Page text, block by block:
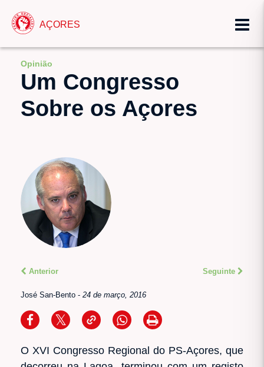
AÇORES
Opinião
Um Congresso
Sobre os Açores
Anterior Seguinte
José San-Bento - 24 de março, 2016
O XVI Congresso Regional do PS-Açores, que